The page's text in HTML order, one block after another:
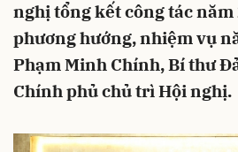
nghị tổng kết công tác
phương hướng, nhiệm vụ
Phạm Minh Chính, Bí thư
Chính phủ chủ trì Hội nghị.